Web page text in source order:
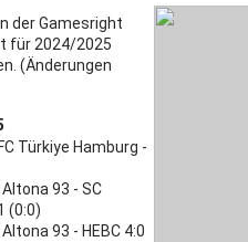
der Gamesright
für 2024/2025
(Änderungen
Türkiye Hamburg -
93 - SC
(0:0)
93 - HEBC 4:0